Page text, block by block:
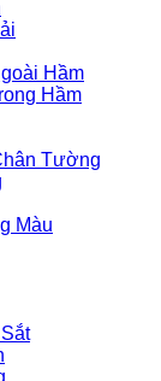
Hầm
Hầm
Tường
Màu